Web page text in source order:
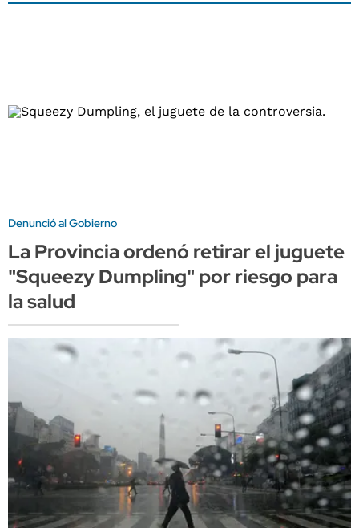
Denunció al Gobierno
La Provincia ordenó retirar el juguete
"Squeezy Dumpling" por riesgo para
la salud